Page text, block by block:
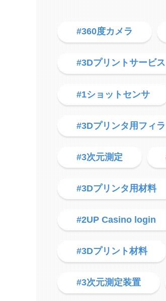
#360度カメラ
#3Dプリントサービス
#1ショットセンサ
#3Dプリンタ用フィ
#3次元測定
#3Dプリンタ用材料
#2UP Casino login
#3Dプリント材料
#3次元測定装置